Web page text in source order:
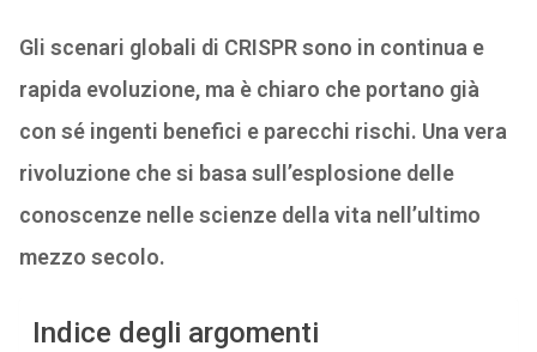
Gli scenari globali di CRISPR sono in continua e
rapida evoluzione, ma è chiaro che portano già
con sé ingenti benefici e parecchi rischi. Una vera
rivoluzione che si basa sull’esplosione delle
conoscenze nelle scienze della vita nell’ultimo
mezzo secolo.
Indice degli argomenti